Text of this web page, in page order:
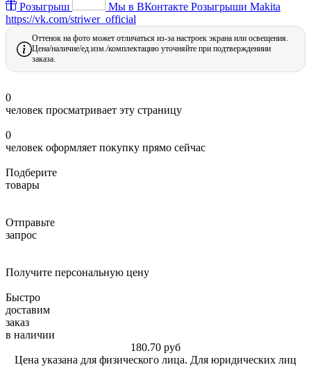
Розыгрыш Мы в ВКонтакте Розыгрыши Makita
https://vk.com/striwer_official
Оттенок на фото может отличаться из-за настроек экрана или освещения.
Цена/наличие/ед.изм./комплектацию уточняйте при подтверждениии
заказа.
0
человек просматривает эту страницу
0
человек оформляет покупку прямо сейчас
Подберите
товары
Отправьте
запрос
Получите персональную цену
Быстро
доставим
заказ
в наличии
180.70 руб
Цена указана для физического лица. Для юридических лиц